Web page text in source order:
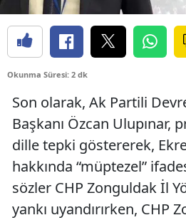
Okunma Süresi: 2 dk
Son olarak, Ak Partili
Başkanı Özcan
dille tepki göstererek,
hakkında “müptezel”
sözler CHP Zonguldak İl
yankı uyandırırken, CHP